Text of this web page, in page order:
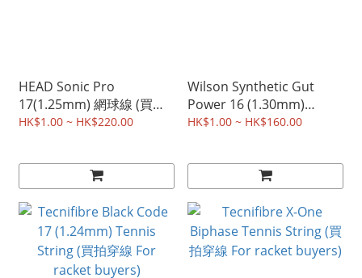
HEAD Sonic Pro
17(1.25mm) 網球線 (買拍
穿線 For racket buyers)
HK$1.00 ~ HK$220.00
Wilson Synthetic Gut
Power 16 (1.30mm)
Tennis String (買拍穿線
HK$1.00 ~ HK$160.00